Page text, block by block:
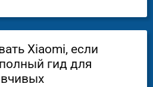
Xiaomi, если
гид для